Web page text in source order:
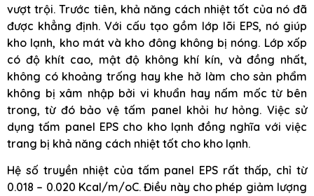
vượt trội. Trước tiên, khả năng cách nhiệt tốt của nó đã
được khẳng định. Với cấu tạo gồm lớp lõi EPS, nó giúp
kho lạnh, kho mát và kho đông không bị nóng. Lớp xốp
có độ khít cao, mật độ không khí kín, và đồng nhất,
không có khoảng trống hay khe hở làm cho sản phẩm
không bị xâm nhập bởi vi khuẩn hay nấm mốc từ bên
trong, từ đó bảo vệ tấm panel khỏi hư hỏng. Việc sử
dụng tấm panel EPS cho kho lạnh đồng nghĩa với việc
trang bị khả năng cách nhiệt tốt cho kho lạnh.
Hệ số truyền nhiệt của tấm panel EPS rất thấp, chỉ từ
0.018 – 0.020 Kcal/m/oC. Điều này cho phép giảm lượng